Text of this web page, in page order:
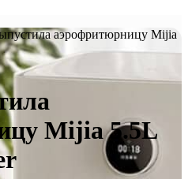
аэрофритюрницу Mijia
Mijia 5.5L